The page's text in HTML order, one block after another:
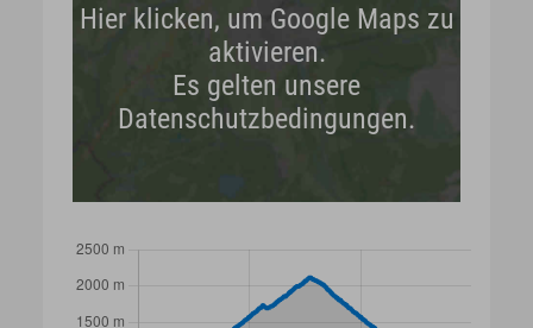
Hier klicken, um Google Maps zu
aktivieren.
Es gelten unsere
Datenschutzbedingungen.